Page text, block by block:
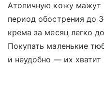
Атопичную кожу мажут
период обострения до
крема за месяц легко
Покупать маленькие
и неудобно — их хватит